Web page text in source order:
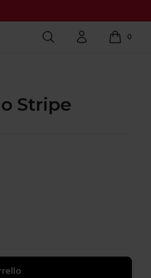
Cerca Account 0
items in
Stripe